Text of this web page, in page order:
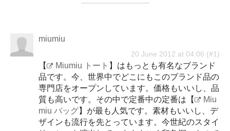
miumiu
20 June 2012 at 04:06
【 Miumiu トート 】はもっとも有名なブランド
品です。今、世界中でどこにもこのブランド品の
専門店をオープンしています。価格もいいし、品
質も高いです。その中で定番中の定番は【
Miu
miu バッグ】が最も人気です。素材もいいし、デ
ザインも流行を先とっています。今世紀のスタイ